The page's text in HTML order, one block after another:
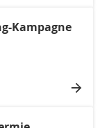
Kampagne